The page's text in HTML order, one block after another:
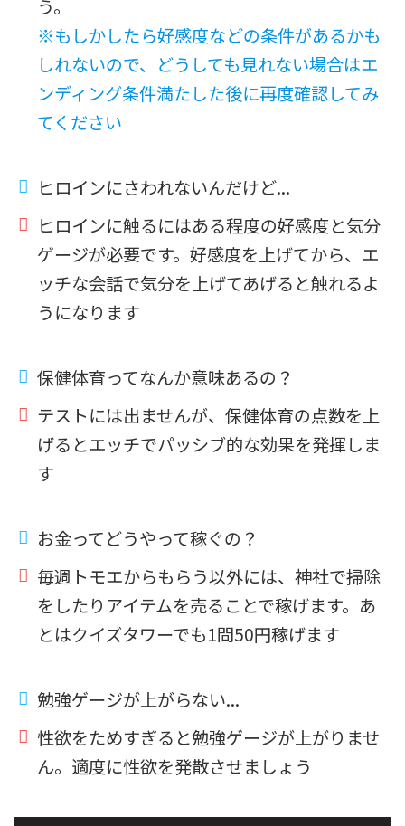
う。
※もしかしたら好感度などの条件があるかも
しれないので、どうしても見れない場合はエ
ンディング条件満たした後に再度確認してみ
てください
ヒロインにさわれないんだけど...
ヒロインに触るにはある程度の好感度と気分
ゲージが必要です。好感度を上げてから、エ
ッチな会話で気分を上げてあげると触れるよ
うになります
保健体育ってなんか意味あるの？
テストには出ませんが、保健体育の点数を上
げるとエッチでパッシブ的な効果を発揮しま
す
お金ってどうやって稼ぐの？
毎週トモエからもらう以外には、神社で掃除
をしたりアイテムを売ることで稼げます。あ
とはクイズタワーでも1問50円稼げます
勉強ゲージが上がらない...
性欲をためすぎると勉強ゲージが上がりませ
ん。適度に性欲を発散させましょう